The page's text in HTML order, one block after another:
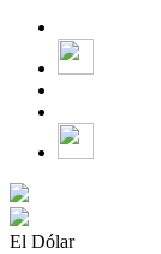
El Dólar